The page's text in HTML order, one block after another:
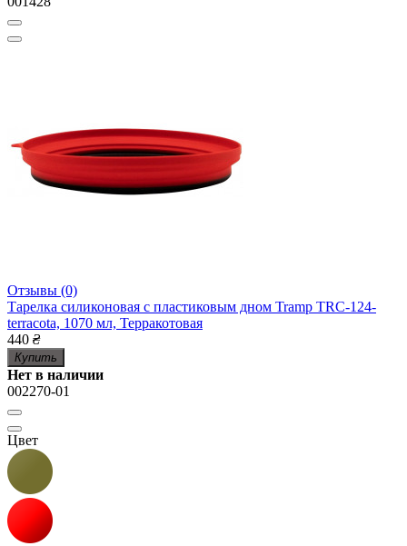
Отзывы (0)
Тарелка силиконовая с пластиковым дном Tramp TRC-124-
terracota, 1070 мл, Терракотовая
440 ₴
Купить
Нет в наличии
002270-01
Цвет